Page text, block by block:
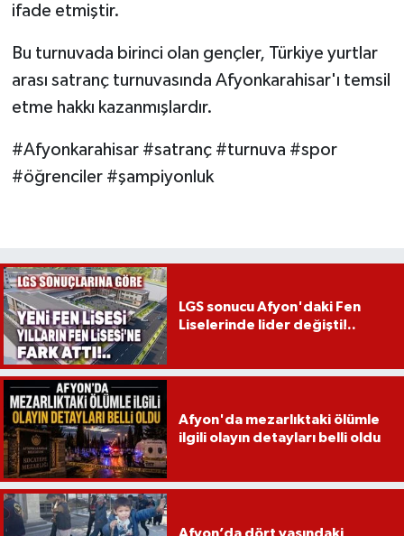
ifade etmiştir.
Bu turnuvada birinci olan gençler, Türkiye yurtlar
arası satranç turnuvasında Afyonkarahisar'ı temsil
etme hakkı kazanmışlardır.
#Afyonkarahisar #satranç #turnuva #spor
#öğrenciler #şampiyonluk
LGS sonucu Afyon'daki Fen
Liselerinde lider değişti!..
Afyon'da mezarlıktaki ölümle
ilgili olayın detayları belli oldu